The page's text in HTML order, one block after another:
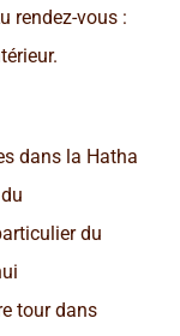
rendez-vous :
dans la Hatha
du
tour dans